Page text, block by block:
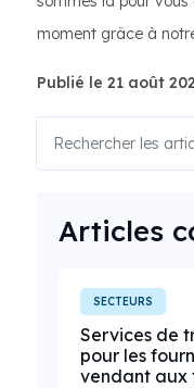
moment grâce à
Publié le 21 août
Articles
SECTEURS
Services de
pour les
vendant aux